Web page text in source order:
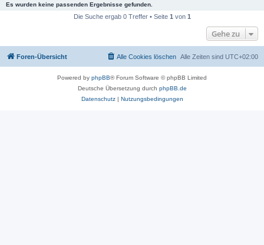
Es wurden keine passenden Ergebnisse gefunden.
Die Suche ergab 0 Treffer • Seite 1 von 1
Gehe zu
Foren-Übersicht Alle Zeiten sind UTC+02:00
Alle Cookies löschen
Powered by phpBB® Forum Software © phpBB Limited
Deutsche Übersetzung durch phpBB.de
Datenschutz| Nutzungsbedingungen